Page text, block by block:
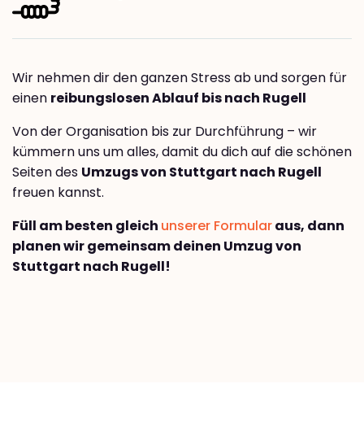
Wir nehmen dir den ganzen Stress ab und sorgen für
einen reibungslosen Ablauf bis nach Rugell
Von der Organisation bis zur Durchführung – wir
kümmern uns um alles, damit du dich auf die schönen
Seiten des Umzugs von Stuttgart nach Rugell
freuen kannst.
Füll am besten gleich unserer Formularaus, dann
planen wir gemeinsam deinen Umzug von
Stuttgart nach Rugell!